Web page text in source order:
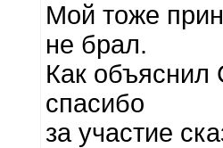
Мой тоже
не брал.
Как объяснил
спасибо
за участие